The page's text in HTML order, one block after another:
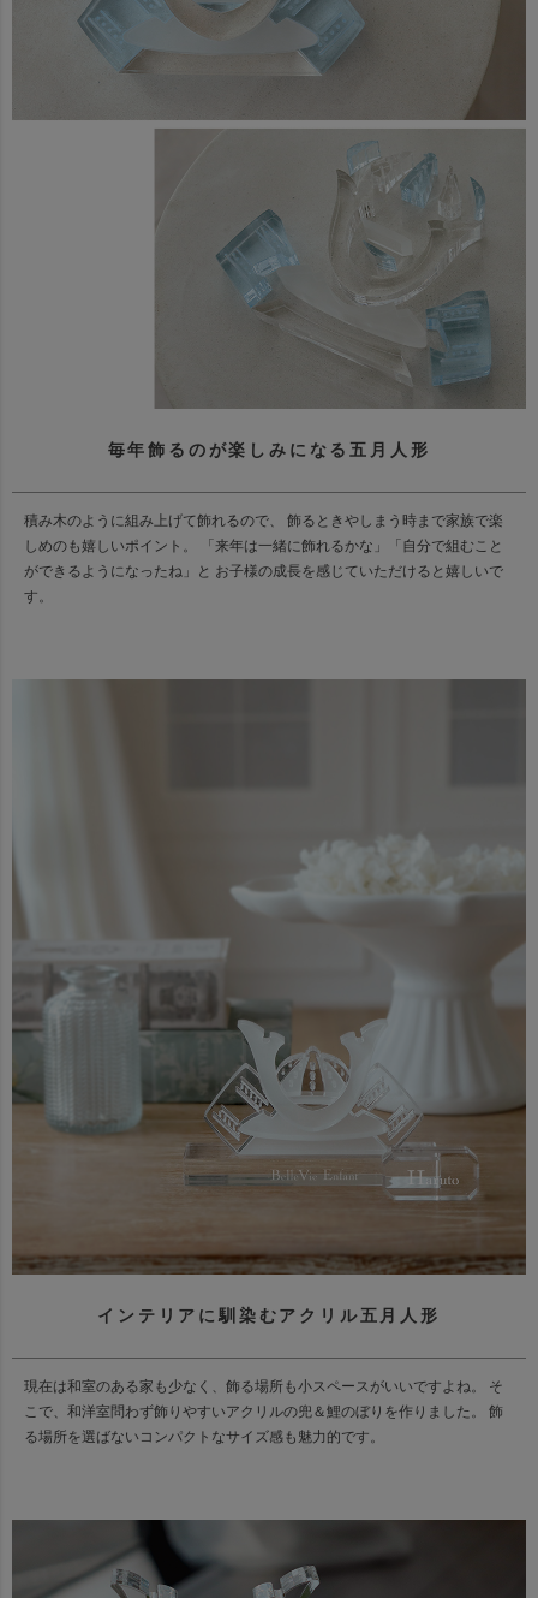
毎年飾るのが楽しみになる五月人形
積み木のように組み上げて飾れるので、 飾るときやしまう時まで家族で楽
しめのも嬉しいポイント。 「来年は一緒に飾れるかな」「自分で組むこと
ができるようになったね」と お子様の成長を感じていただけると嬉しいで
す。
インテリアに馴染むアクリル五月人形
現在は和室のある家も少なく、飾る場所も小スペースがいいですよね。 そ
こで、和洋室問わず飾りやすいアクリルの兜＆鯉のぼりを作りました。 飾
る場所を選ばないコンパクトなサイズ感も魅力的です。